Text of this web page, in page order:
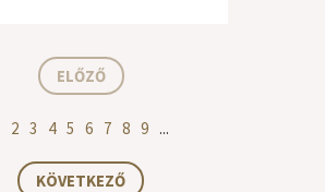
ELŐZŐ
2 3 4 5 6 7 8 9 ...
KÖVETKEZŐ